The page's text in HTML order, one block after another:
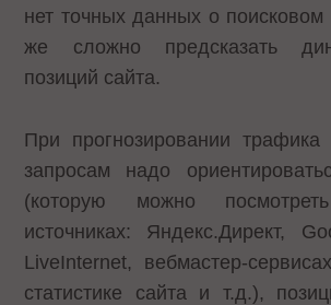
нет точных данных о поисковом
же сложно предсказать
позиций сайта.
При прогнозировании
запросам надо
(которую можно
источниках: Яндекс.Директ,
LiveInternet, вебмастер-
статистике сайта и т.д.),